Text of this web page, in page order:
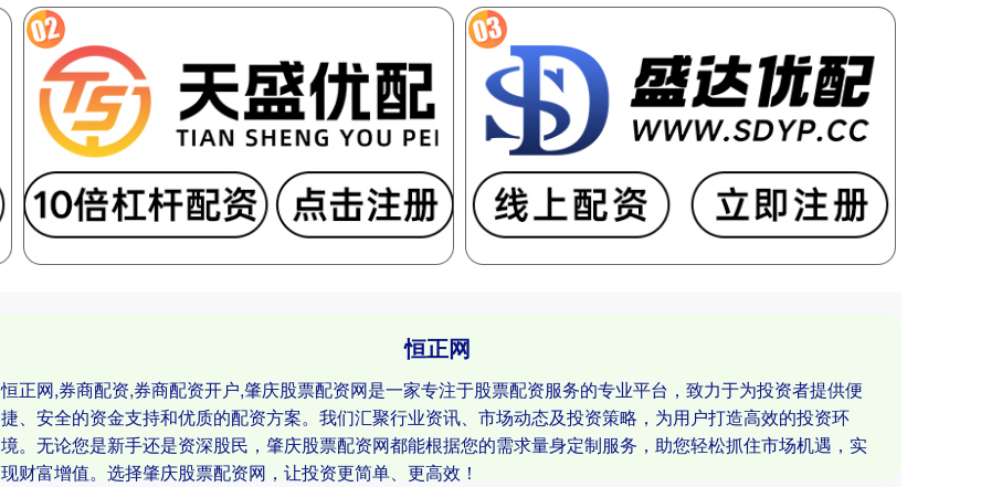
恒正网
恒正网,券商配资,券商配资开户,肇庆股票配资网是一家专注于股票配资服务的专业平台，致力于为投资者提供便
捷、安全的资金支持和优质的配资方案。我们汇聚行业资讯、市场动态及投资策略，为用户打造高效的投资环
境。无论您是新手还是资深股民，肇庆股票配资网都能根据您的需求量身定制服务，助您轻松抓住市场机遇，实
现财富增值。选择肇庆股票配资网，让投资更简单、更高效！